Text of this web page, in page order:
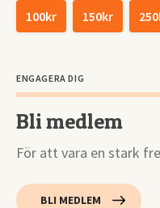
100kr 150kr
ENGAGERA DIG
Bli medlem
För att vara en stark
BLI MEDLEM